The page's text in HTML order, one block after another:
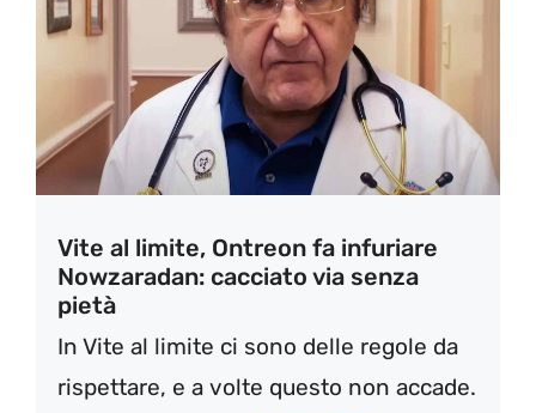
Vite al limite, Ontreon fa infuriare
Nowzaradan: cacciato via senza
pietà
In Vite al limite ci sono delle regole da
rispettare, e a volte questo non accade.